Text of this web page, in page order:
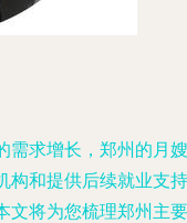
需求增长，郑州的月嫂
构和提供后续就业支持
文将为您梳理郑州主要